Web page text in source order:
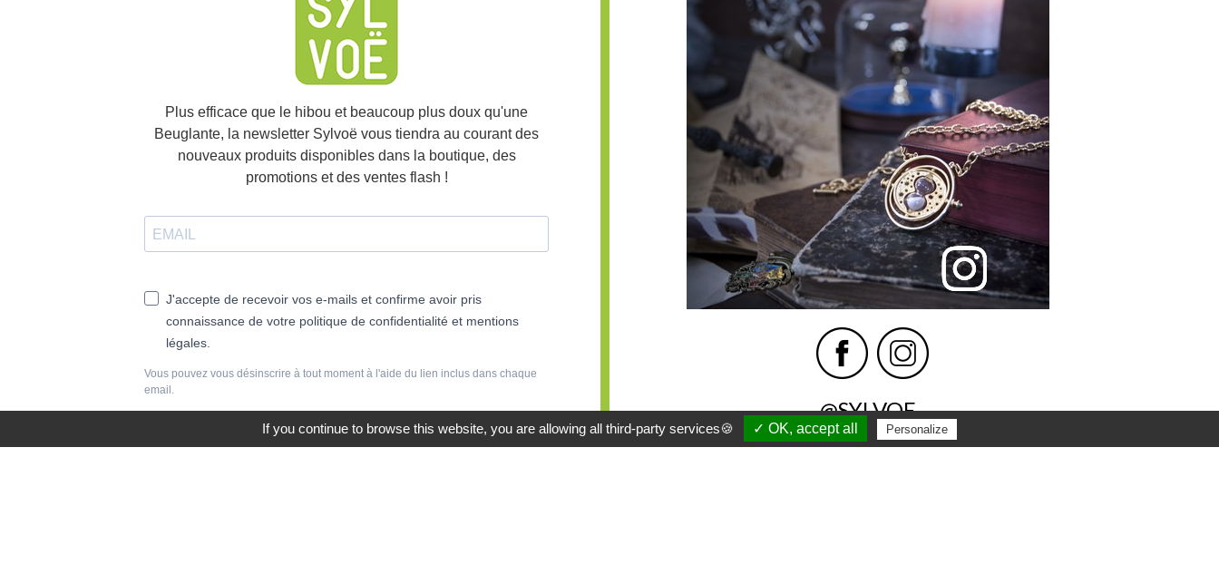
Plus efficace que le hibou et beaucoup plus doux qu'une
Beuglante, la newsletter Sylvoë vous tiendra au courant des
nouveaux produits disponibles dans la boutique, des
promotions et des ventes flash !
J'accepte de recevoir vos e-mails et confirme avoir pris
connaissance de votre politique de confidentialité et mentions
légales.
Vous pouvez vous désinscrire à tout moment à l'aide du lien inclus dans chaque
email.
S'INSCRIRE
@SYLVOE
If you continue to browse this website, you are allowing all third-party services🍪 ✓ OK, accept all Personalize